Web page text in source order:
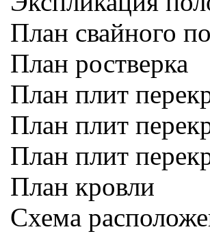
План свайного
План ростверка
План плит
План плит
План плит
План кровли
Схема